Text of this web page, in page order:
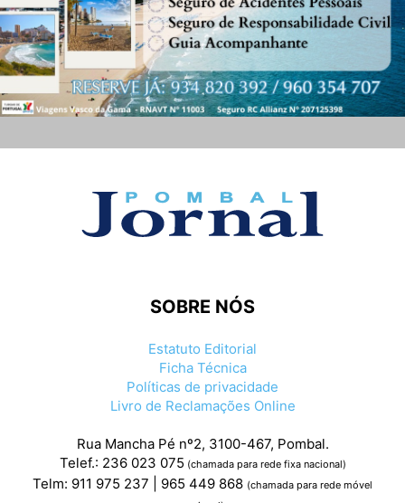
SOBRE NÓS
Estatuto Editorial
Ficha Técnica
Políticas de privacidade
Livro de Reclamações Online
Rua Mancha Pé nº2, 3100-467, Pombal.
Telef.: 236 023 075 (chamada para rede fixa nacional)
Telm: 911 975 237 | 965 449 868 (chamada para rede móvel